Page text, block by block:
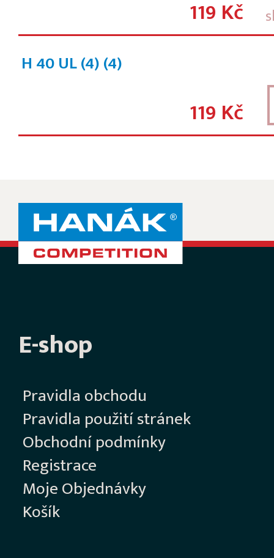
119 Kč
H 40 UL (4)(4)
119 Kč
E-shop
Pravidla obchodu
Pravidla použití stránek
Obchodní podmínky
Registrace
Moje Objednávky
Košík